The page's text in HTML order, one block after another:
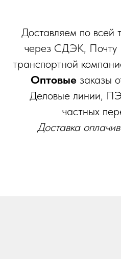
Доставляем по всей
через СДЭК, Почту
транспортной
Оптовые заказы
Деловые линии,
частных
Доставка